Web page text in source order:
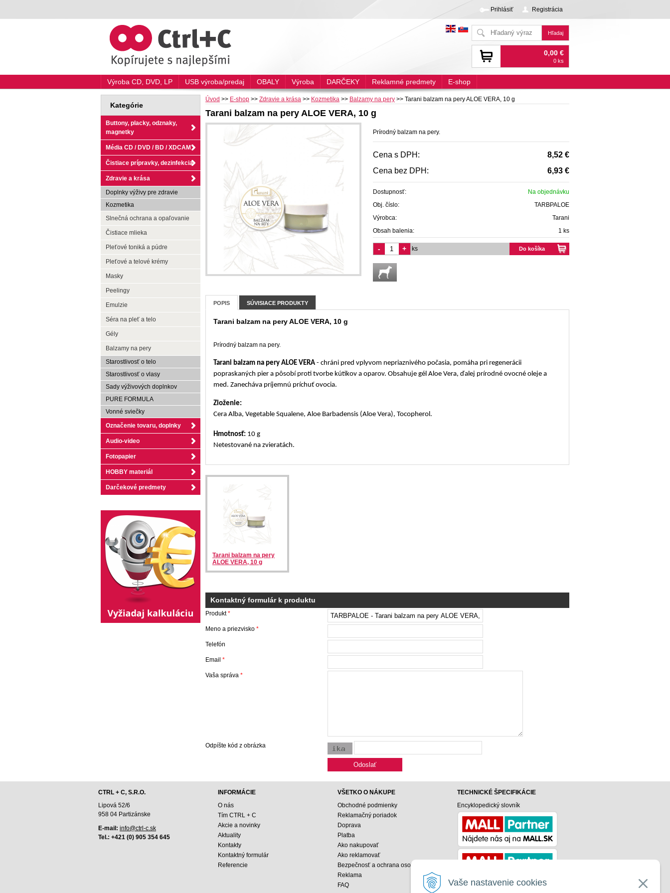
Vaše nastavenie cookies
Prihlásiť Registrácia
0,00 €
0 ks
Úvod >> E-shop >> Zdravie a krása >> Kozmetika >> Balzamy na pery >> Tarani balzam na pery ALOE VERA, 10 g
Tarani balzam na pery ALOE VERA, 10 g
Prírodný balzam na pery.
Cena s DPH:
8,52 €
Cena bez DPH:
6,93 €
Dostupnosť:
Na objednávku
Obj. číslo:
TARBPALOE
Výrobca:
Tarani
Obsah balenia:
1 ks
Do košíka
- + ks
POPIS SÚVISIACE PRODUKTY
Tarani balzam na pery ALOE VERA, 10 g
Prírodný balzam na pery.
Tarani balzam na pery ALOE VERA- chráni pred vplyvom nepriaznivého počasia, pomáha pri regenerácii
popraskaných pier a pôsobí proti tvorbe kútikov a oparov. Obsahuje gél Aloe Vera, ďalej prírodné ovocné oleje a
med. Zanecháva príjemnú príchuť ovocia.
Zloženie:
Cera Alba, Vegetable Squalene, Aloe Barbadensis (Aloe Vera), Tocopherol.
Hmotnosť: 10 g
Netestované na zvieratách.
Tarani balzam na pery
ALOE VERA, 10 g
Kontaktný formulár k produktu
Produkt*
Meno a priezvisko *
Telefón
Email *
Vaša správa *
Odpíšte kód z obrázka
Kategórie
Buttony, placky, odznaky,
magnetky
Média CD / DVD / BD / XDCAM
Čistiace prípravky, dezinfekcia
Zdravie a krása
Doplnky výživy pre zdravie
Kozmetika
Slnečná ochrana a opaľovanie
Čistiace mlieka
Pleťové toniká a púdre
Pleťové a telové krémy
Masky
Peelingy
Emulzie
Séra na pleť a telo
Gély
Balzamy na pery
Starostlivosť o telo
Starostlivosť o vlasy
Sady výživových doplnkov
PURE FORMULA
Vonné sviečky
Označenie tovaru, doplnky
Audio-video
Fotopapier
HOBBY materiál
Darčekové predmety
Výroba CD, DVD, LP USB výroba/predaj OBALY Výroba DARČEKY Reklamné predmety E-shop
CTRL + C, S.R.O.
Lipová 52/6
958 04 Partizánske
E-mail: info@ctrl-c.sk
Tel.: +421 (0) 905 354 645
INFORMÁCIE
O nás
Tím CTRL + C
Akcie a novinky
Aktuality
Kontakty
Kontaktný formulár
Referencie
VŠETKO O NÁKUPE
Obchodné podmienky
Reklamačný poriadok
Doprava
Platba
Ako nakupovať
Ako reklamovať
Bezpečnosť a ochrana osobných údajov
Reklama
FAQ
TECHNICKÉ ŠPECIFIKÁCIE
Encyklopedický slovník